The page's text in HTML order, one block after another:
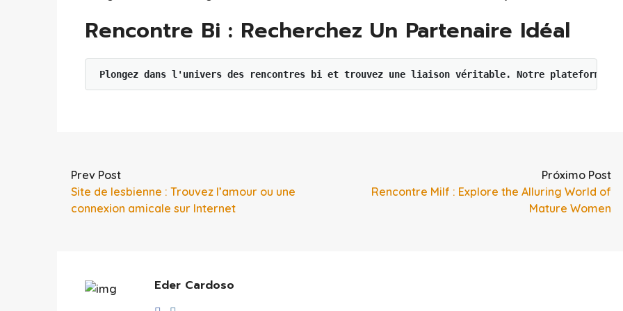
Rencontre Bi : Recherchez Un Partenaire Idéal
Plongez dans l'univers des rencontres bi et trouvez une liaison véritable. Notre plateforme
Prev Post
Site de lesbienne : Trouvez l’amour ou une
connexion amicale sur Internet
Próximo Post
Rencontre Milf : Explore the Alluring World of
Mature Women
Eder Cardoso